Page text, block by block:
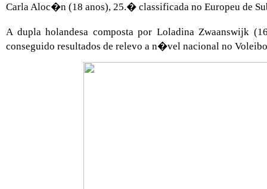
Carla Aloc�n (18 anos), 25.� classificada no Europeu de
A dupla holandesa composta por Loladina Zwaanswijk
conseguido resultados de relevo a n�vel nacional no